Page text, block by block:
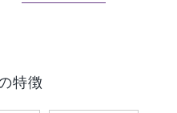
特徴